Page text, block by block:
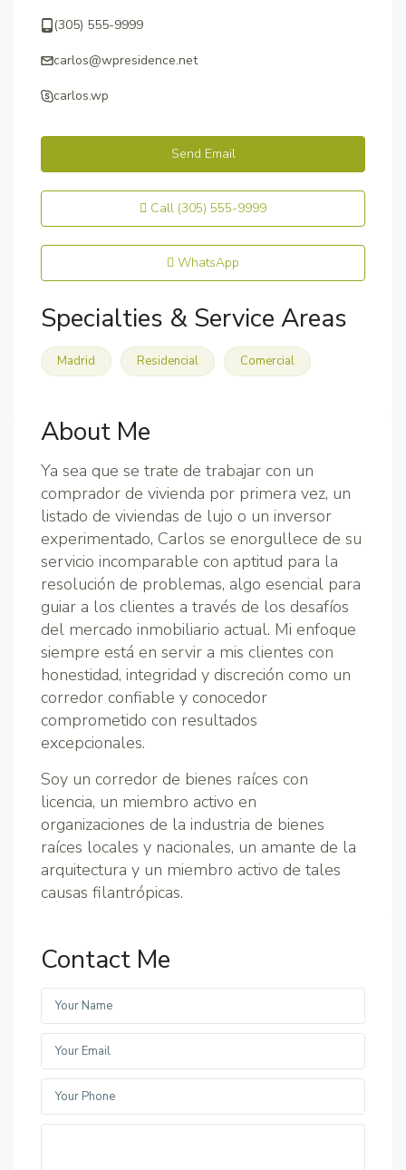
(305) 555-9999
carlos@wpresidence.net
carlos.wp
Send Email
Call (305) 555-9999
WhatsApp
Specialties & Service Areas
Madrid Residencial Comercial
About Me
Ya sea que se trate de trabajar con un
comprador de vivienda por primera vez, un
listado de viviendas de lujo o un inversor
experimentado, Carlos se enorgullece de su
servicio incomparable con aptitud para la
resolución de problemas, algo esencial para
guiar a los clientes a través de los desafíos
del mercado inmobiliario actual. Mi enfoque
siempre está en servir a mis clientes con
honestidad, integridad y discreción como un
corredor confiable y conocedor
comprometido con resultados
excepcionales.
Soy un corredor de bienes raíces con
licencia, un miembro activo en
organizaciones de la industria de bienes
raíces locales y nacionales, un amante de la
arquitectura y un miembro activo de tales
causas filantrópicas.
Contact Me